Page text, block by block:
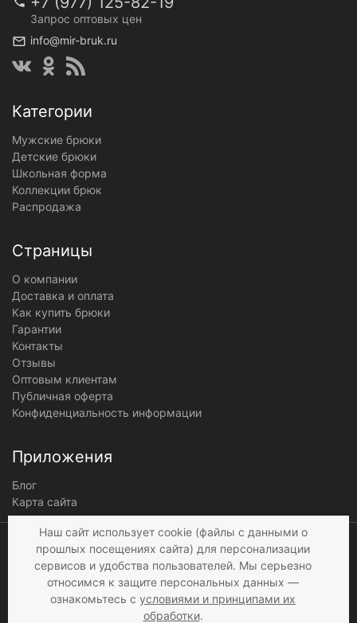
Запрос оптовых цен
info@mir-bruk.ru
Категории
Мужские брюки
Детские брюки
Школьная форма
Коллекции брюк
Распродажа
Страницы
О компании
Доставка и оплата
Как купить брюки
Гарантии
Контакты
Отзывы
Оптовым клиентам
Публичная оферта
Конфиденциальность информации
Приложения
Блог
Карта сайта
© 1997 - 2026 «Мир брюк»
Мы получаем и
обрабатываем
персональные данные
посетителей нашего сайта в
соответствии сусловиями
а также c
Наш сайт использует cookie (файлы с данными о
прошлых посещениях сайта) для персонализации
сервисов и удобства пользователей. Мы серьезно
относимся к защите персональных данных —
ознакомьтесь с условиями и принципами их
обработки.